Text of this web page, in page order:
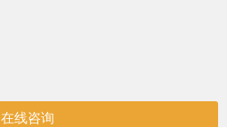
在线咨询